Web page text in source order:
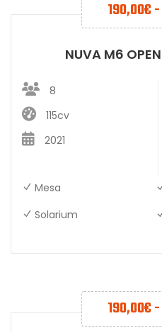
190,00€-
NUVA M6
8
115cv
2021
Mesa
Solarium
190,00€-